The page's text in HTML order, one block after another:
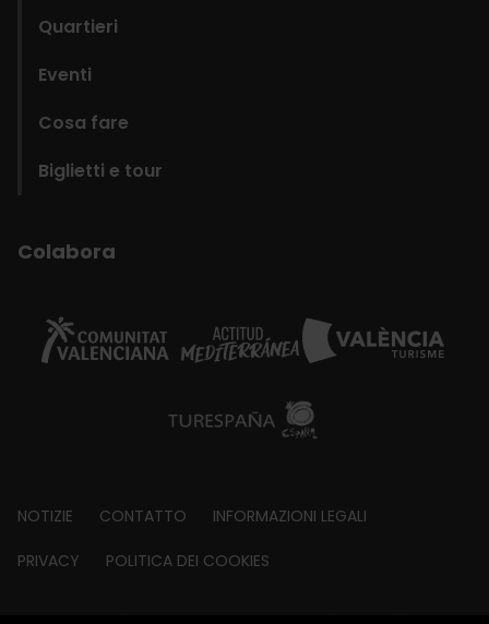
Quartieri
Eventi
Cosa fare
Biglietti e tour
Colabora
Footer
about
NOTIZIE CONTATTO INFORMAZIONI LEGALI
PRIVACY POLITICA DEI COOKIES